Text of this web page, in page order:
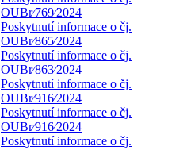
OUBr⁄769⁄2024
Poskytnutí informace o čj.
OUBr⁄865⁄2024
Poskytnutí informace o čj.
OUBr⁄863⁄2024
Poskytnutí informace o čj.
OUBr⁄916⁄2024
Poskytnutí informace o čj.
OUBr⁄916⁄2024
Poskytnutí informace o čj.